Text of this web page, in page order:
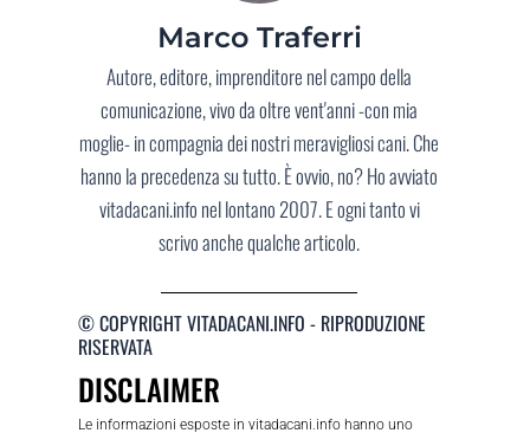
Marco Traferri
Autore, editore, imprenditore nel campo della
comunicazione, vivo da oltre vent'anni -con mia
moglie- in compagnia dei nostri meravigliosi cani. Che
hanno la precedenza su tutto. È ovvio, no? Ho avviato
vitadacani.info nel lontano 2007. E ogni tanto vi
scrivo anche qualche articolo.
© COPYRIGHT VITADACANI.INFO - RIPRODUZIONE
RISERVATA
DISCLAIMER
Le informazioni esposte in vitadacani.info hanno uno